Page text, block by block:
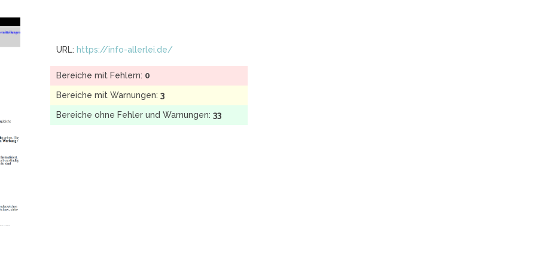
URL: https://info-allerlei.de/
Bereiche mit Fehlern: 0
Bereiche mit Warnungen: 3
Bereiche ohne Fehler und Warnungen: 33